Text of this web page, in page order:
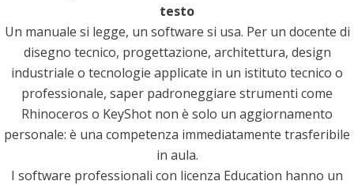
testo
Un manuale si legge, un software si usa. Per un docente di
disegno tecnico, progettazione, architettura, design
industriale o tecnologie applicate in un istituto tecnico o
professionale, saper padroneggiare strumenti come
Rhinoceros o KeyShot non è solo un aggiornamento
personale: è una competenza immediatamente trasferibile
in aula.
I software professionali con licenza Education hanno un